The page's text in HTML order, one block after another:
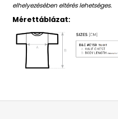
elhelyezésében eltérés lehetséges.
Mérettáblázat:
L